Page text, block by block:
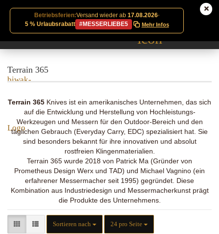
Betriebsferien:Versand wieder ab 17.08.2026·
5 % Urlaubsrabatt
#MESSERLIEBE5 Mehr Infos
Terrain 365
Terrain 365 Knives ist ein amerikanisches Unternehmen, das sich
auf die Entwicklung und Herstellung von Hochleistungs-
Werkzeugen und Messern für den Outdoor-Bereich und den
täglichen Gebrauch (Everyday Carry, EDC) spezialisiert hat. Sie
sind besonders bekannt für ihre innovativen und absolut
rostfreien Klingenmaterialien.
Terrain 365 wurde 2018 von Patrick Ma (Gründer von
Prometheus Design Werx und TAD) und Michael Vagnino (ein
erfahrener Messermacher seit 1995) gegründet. Diese
Kombination aus Industriedesign und Messermacherkunst prägt
die Produkte des Unternehmens.
Sortieren nach
Sortieren nach 24 pro Seite
pro Seite